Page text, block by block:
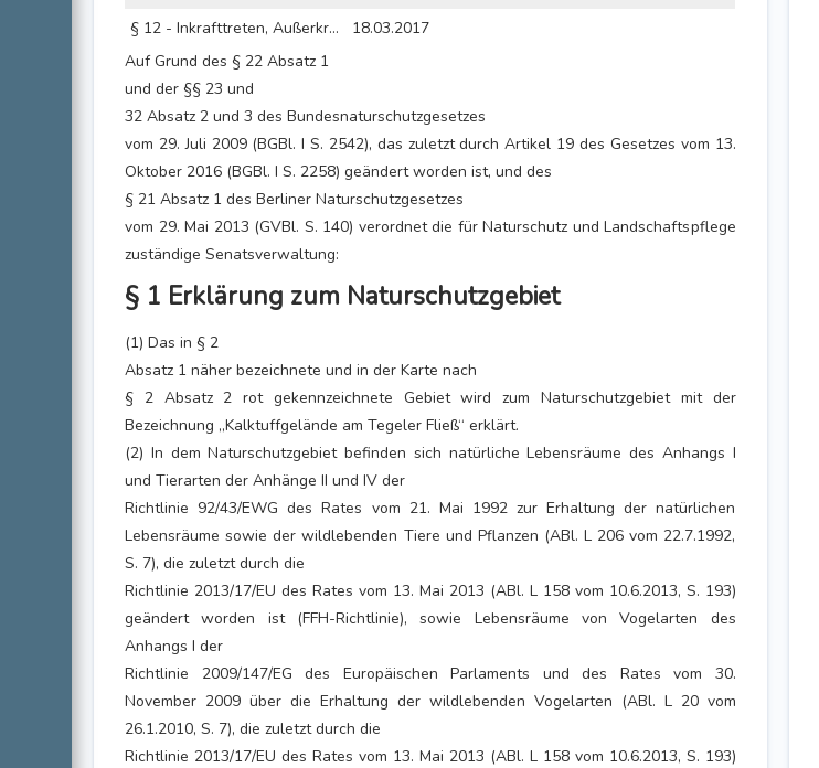
§ 12 - Inkrafttreten, Außerkrafttreten
18.03.2017
Auf Grund des § 22 Absatz 1
und der §§ 23 und
32 Absatz 2 und 3 des Bundesnaturschutzgesetzes
vom 29. Juli 2009 (BGBl. I S. 2542), das zuletzt durch Artikel 19 des Gesetzes vom 13.
Oktober 2016 (BGBl. I S. 2258) geändert worden ist, und des
§ 21 Absatz 1 des Berliner Naturschutzgesetzes
vom 29. Mai 2013 (GVBl. S. 140) verordnet die für Naturschutz und Landschaftspflege
zuständige Senatsverwaltung:
§ 1 Erklärung zum Naturschutzgebiet
(1) Das in § 2
Absatz 1 näher bezeichnete und in der Karte nach
§ 2 Absatz 2 rot gekennzeichnete Gebiet wird zum Naturschutzgebiet mit der
Bezeichnung „Kalktuffgelände am Tegeler Fließ“ erklärt.
(2) In dem Naturschutzgebiet befinden sich natürliche Lebensräume des Anhangs I
und Tierarten der Anhänge II und IV der
Richtlinie 92/43/EWG des Rates vom 21. Mai 1992 zur Erhaltung der natürlichen
Lebensräume sowie der wildlebenden Tiere und Pflanzen (ABl. L 206 vom 22.7.1992,
S. 7), die zuletzt durch die
Richtlinie 2013/17/EU des Rates vom 13. Mai 2013 (ABl. L 158 vom 10.6.2013, S. 193)
geändert worden ist (FFH-Richtlinie), sowie Lebensräume von Vogelarten des
Anhangs I der
Richtlinie 2009/147/EG des Europäischen Parlaments und des Rates vom 30.
November 2009 über die Erhaltung der wildlebenden Vogelarten (ABl. L 20 vom
26.1.2010, S. 7), die zuletzt durch die
Richtlinie 2013/17/EU des Rates vom 13. Mai 2013 (ABl. L 158 vom 10.6.2013, S. 193)